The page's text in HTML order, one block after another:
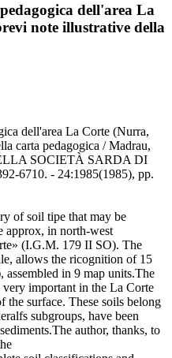
dell'area La
note illustrative della
dell'area La Corte (Nurra,
carta pedagogica / Madrau,
SOCIETÀ SARDA DI
6710. - 24:1985(1985), pp.
of soil tipe that may be
approx, in north-west
(I.G.M. 179 II SO). The
allows the ricognition of 15
in 9 map units.The
important in the La Corte
the surface. These soils belong
subgroups, have been
author, thanks, to